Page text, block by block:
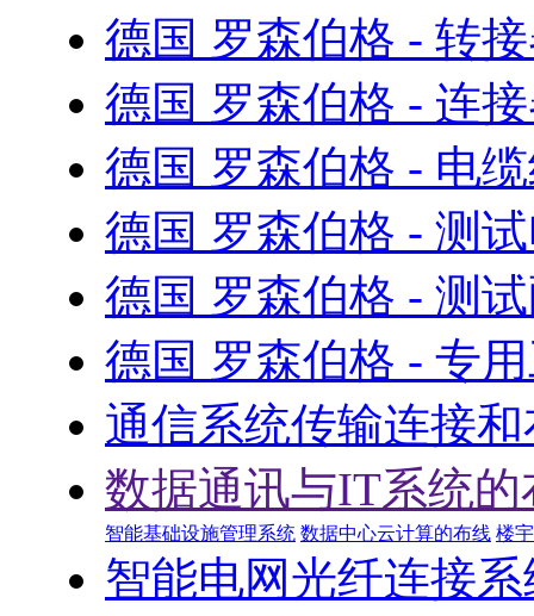
德国 罗森伯格 - 转
德国 罗森伯格 - 连
德国 罗森伯格 - 电
德国 罗森伯格 - 测
德国 罗森伯格 - 测
德国 罗森伯格 - 专
通信系统传输连接
数据通讯与IT系统的
智能基础设施管理系统 数据中心云计算的布线 楼
智能电网光纤连接系